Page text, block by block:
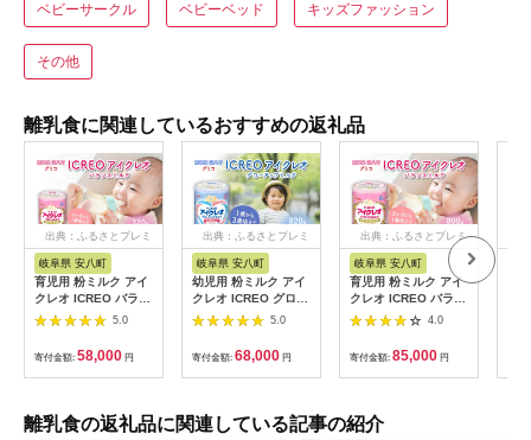
ベビーサークル ベビーベッド キッズファッション
その他
離乳食に関連しているおすすめの返礼品
出典：ふるさとプレミ
岐阜県 安八町
育児用 粉ミルク アイ
クレオ ICREO バラン
スミルク 320g 12缶
0ヶ月から１歳頃まで
赤ちゃん 母乳 に近い
調整粉乳 溶けやすい
授乳 ヌクレオチド ガ
児 0歳児 0才 1才 江崎
グリコ 人気 送料無料
5.0
寄付金額: 58,000 円
出典：ふるさとプレミ
岐阜県 安八町
幼児用 粉ミルク アイ
クレオ ICREO グロー
アップ ミルク 820g 8
缶 1歳以降 MFGM 育
児 離乳食 幼児食 おや
つ 鉄分 カルシウム ビ
タミンD 江崎グリコ
岐阜県 安八町
5.0
寄付金額: 68,000 円
出典：ふるさとプレミ
アム
岐阜県 安八町
育児用 粉ミルク アイ
クレオ ICREO バラン
スミルク 800g 8缶 0
赤ちゃん 母乳 に近い
調整粉乳 溶けやすい
授乳 ヌクレオチド ガ
児 0歳児 0才 1才 江崎
グリコ 人気 送料無料
4.0
寄付金額: 85,000 円
離乳食の返礼品に関連している記事の紹介